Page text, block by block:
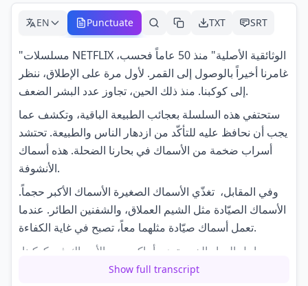
EN Punctuate TXT SRT
"مسلسلات NETFLIX الوثائقية الأصلية" منذ 50 عاماً فحسب،
غامرنا أخيراً بالوصول إلى القمر. لأول مرة على الإطلاق، ننظر
إلى كوكبنا. منذ ذلك الحين، تجاوز عدد البشر الضعف.
ستحتفي هذه السلسلة بعجائب الطبيعة الباقية، وتكشف عما
يجب أن نحافظ عليه للتأكّد من ازدهار الناس والطبيعة. تحتشد
أسراب ضخمة من الأسماك في بحارنا الضحلة. هذه أسماك
الأنشوفة.
وفي المقابل، تغذّي الأسماك الصغيرة الأسماك الأكبر حجماً.
الأسماك الصيّادة مثل الشيم العملاق، والشفنين الطائر. عندما
تعمل أسماك صيّادة مثلهما معاً، تصبح في غاية الكفاءة.
سواحل البحار الخصبة هي أماكن صيد الأسماك في كوكبنا،
ويمكنها أن توفّر طعاماً وفيراً للحياة البرّيّة والبشرية. "سواحل
Show full transcript